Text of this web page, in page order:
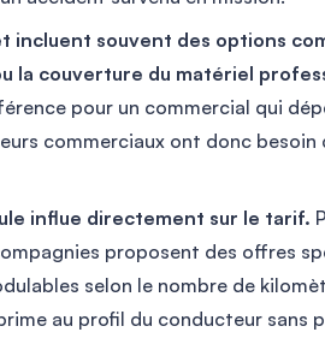
incluent souvent des options
la couverture du matériel
pour un commercial qui
commerciaux ont donc besoin
influe directement sur le tarif.
proposent des offres
selon le nombre de
au profil du conducteur sans